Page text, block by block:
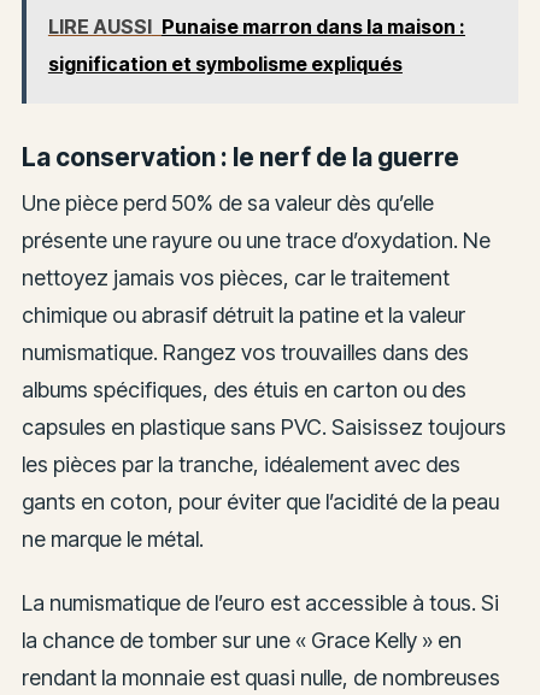
LIRE AUSSI Punaise marron dans la maison :
signification et symbolisme expliqués
La conservation : le nerf de la guerre
Une pièce perd 50% de sa valeur dès qu’elle
présente une rayure ou une trace d’oxydation. Ne
nettoyez jamais vos pièces, car le traitement
chimique ou abrasif détruit la patine et la valeur
numismatique. Rangez vos trouvailles dans des
albums spécifiques, des étuis en carton ou des
capsules en plastique sans PVC. Saisissez toujours
les pièces par la tranche, idéalement avec des
gants en coton, pour éviter que l’acidité de la peau
ne marque le métal.
La numismatique de l’euro est accessible à tous. Si
la chance de tomber sur une « Grace Kelly » en
rendant la monnaie est quasi nulle, de nombreuses